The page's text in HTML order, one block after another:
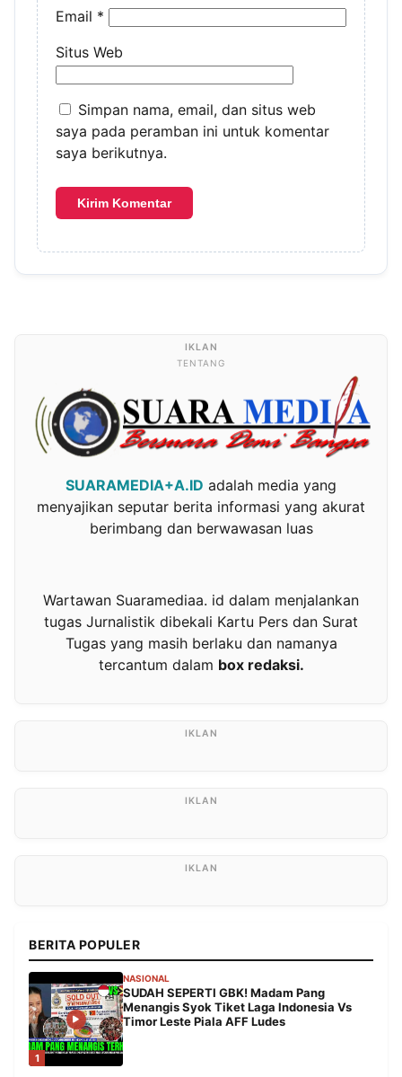
Email *
Situs Web
Simpan nama, email, dan situs web
saya pada peramban ini untuk komentar
saya berikutnya.
TENTANG
SUARAMEDIA+A.ID adalah media yang
menyajikan seputar berita informasi yang akurat
berimbang dan berwawasan luas
Wartawan Suaramediaa. id dalam menjalankan
tugas Jurnalistik dibekali Kartu Pers dan Surat
Tugas yang masih berlaku dan namanya
tercantum dalam box redaksi.
BERITA POPULER
1
NASIONAL
SUDAH SEPERTI GBK! Madam Pang
Menangis Syok Tiket Laga Indonesia Vs
Timor Leste Piala AFF Ludes